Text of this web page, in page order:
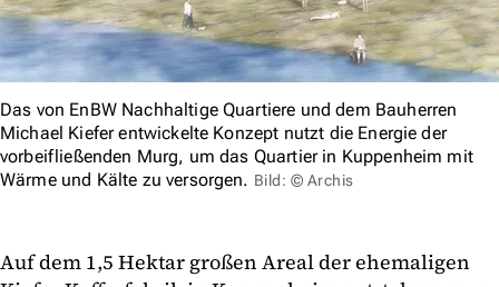
Das von EnBW Nachhaltige Quartiere und dem Bauherren
Michael Kiefer entwickelte Konzept nutzt die Energie der
vorbeifließenden Murg, um das Quartier in Kuppenheim mit
Wärme und Kälte zu versorgen. Bild: © Archis
Auf dem 1,5 Hektar großen Areal der ehemaligen